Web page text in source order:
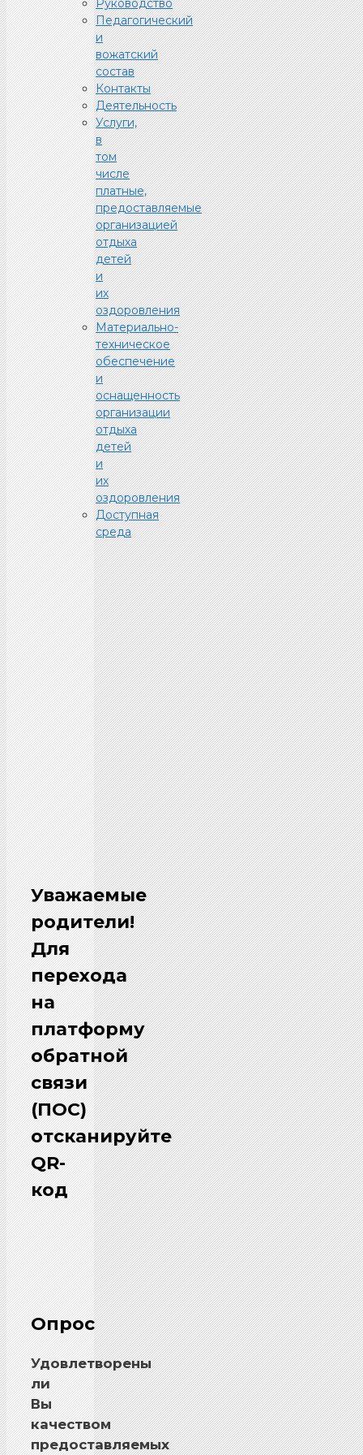
Руководство
Педагогический
и
вожатский
состав
Контакты
Деятельность
Услуги,
в
том
числе
платные,
предоставляемые
организацией
отдыха
детей
и
их
оздоровления
Материально-
техническое
обеспечение
и
оснащенность
организации
отдыха
детей
и
их
оздоровления
Доступная
среда
Уважаемые
родители!
Для
перехода
на
платформу
обратной
связи
(ПОС)
отсканируйте
QR-
код
Опрос
Удовлетворены
ли
Вы
качеством
предоставляемых